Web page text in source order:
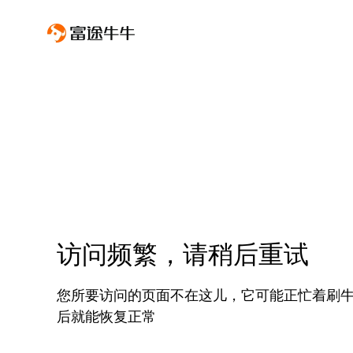
访问频繁，请稍后重试
您所要访问的页面不在这儿，它可能正忙着刷
后就能恢复正常